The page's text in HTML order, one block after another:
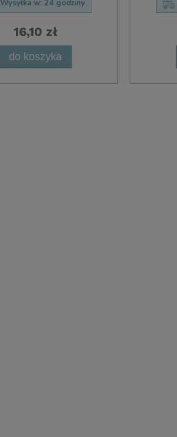
Wysyłka w: 24 godziny
16,10 zł
do koszyka